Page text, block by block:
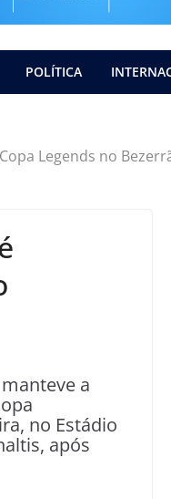
POLÍTICA
Legends no
a
no Estádio
após